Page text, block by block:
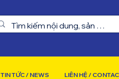
TIN TỨC / NEWS LIÊN HỆ /